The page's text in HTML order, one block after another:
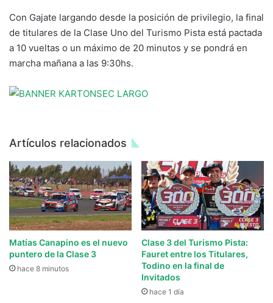
Con Gajate largando desde la posición de privilegio, la final
de titulares de la Clase Uno del Turismo Pista está pactada
a 10 vueltas o un máximo de 20 minutos y se pondrá en
marcha mañana a las 9:30hs.
Artículos relacionados
Matías Canapino es el nuevo
puntero de la Clase 3
hace 8 minutos
Clase 3 del Turismo Pista:
Fauret entre los Titulares,
Todino en la final de
Invitados
hace 1 día